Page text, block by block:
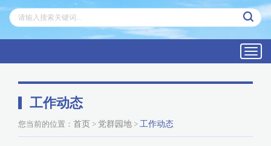
工作动态
您当前的位置： 首页 > 党群园地 > 工作动态